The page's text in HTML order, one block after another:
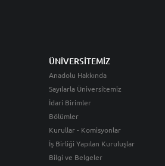
ÜNİVERSİTEMİZ
Anadolu Hakkında
Sayılarla Üniversitemiz
İdari Birimler
Bölümler
Kurullar - Komisyonlar
İş Birliği Yapılan Kuruluşlar
Bilgi ve Belgeler